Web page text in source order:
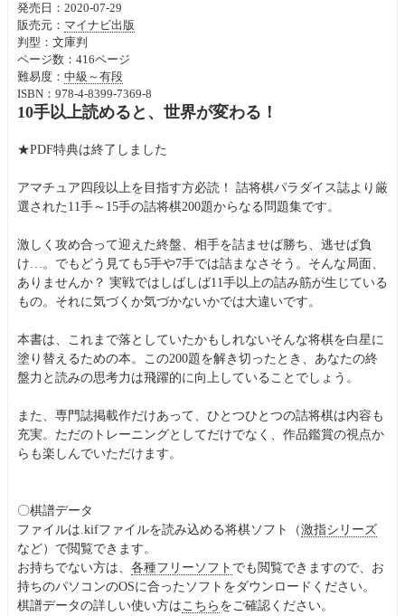
発売日：2020-07-29
販売元： マイナビ出版
判型：文庫判
ページ数：416ページ
難易度： 中級～有段
ISBN：978-4-8399-7369-8
10手以上読めると、世界が変わる！
★PDF特典は終了しました
アマチュア四段以上を目指す方必読！ 詰将棋パラダイス誌より厳
選された11手～15手の詰将棋200題からなる問題集です。
激しく攻め合って迎えた終盤、相手を詰ませば勝ち、逃せば負
け…。でもどう見ても5手や7手では詰まなさそう。そんな局面、
ありませんか？ 実戦ではしばしば11手以上の詰み筋が生じている
もの。それに気づくか気づかないかでは大違いです。
本書は、これまで落としていたかもしれないそんな将棋を白星に
塗り替えるための本。この200題を解き切ったとき、あなたの終
盤力と読みの思考力は飛躍的に向上していることでしょう。
また、専門誌掲載作だけあって、ひとつひとつの詰将棋は内容も
充実。ただのトレーニングとしてだけでなく、作品鑑賞の視点か
らも楽しんでいただけます。
〇棋譜データ
ファイルは.kifファイルを読み込める将棋ソフト（激指シリーズ
など）で閲覧できます。
お持ちでない方は、 各種フリーソフト でも閲覧できますので、お
持ちのパソコンのOSに合ったソフトをダウンロードください。
棋譜データの詳しい使い方はこちらをご確認ください。